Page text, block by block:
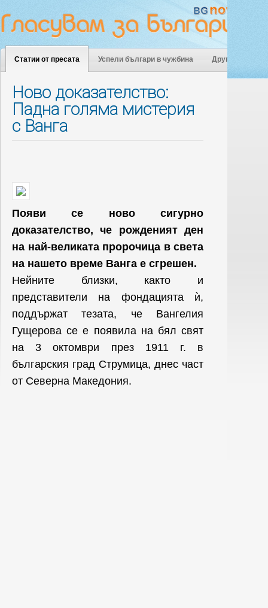
Статии от пресата Успели българи в чужбина Други
Ново доказателство:
Падна голяма мистерия
с Ванга
Появи се ново сигурно
доказателство, че рожденият ден
на най-великата пророчица в света
на нашето време Ванга е сгрешен.
Нейните близки, както и
представители на фондацията ѝ,
поддържат тезата, че Вангелия
Гущерова се е появила на бял свят
на 3 октомври през 1911 г. в
българския град Струмица, днес част
от Северна Македония.